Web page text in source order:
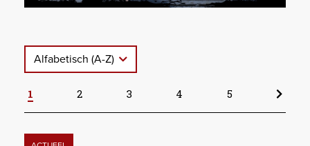
Alfabetisch (A-Z)
1 2 3 4 5